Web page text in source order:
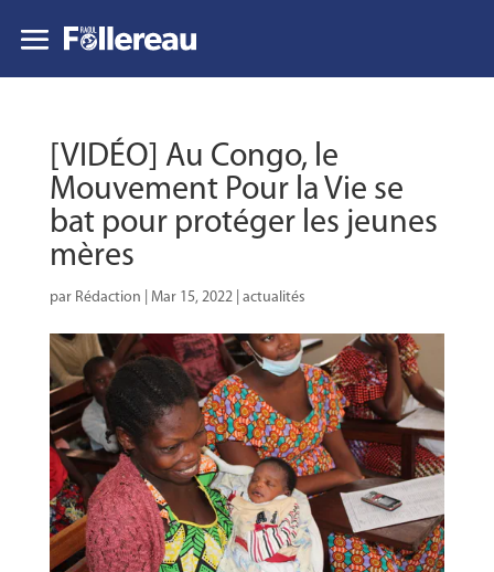
[VIDÉO] Au Congo, le
Mouvement Pour la Vie se
bat pour protéger les jeunes
mères
par Rédaction Mar 15, 2022| actualités